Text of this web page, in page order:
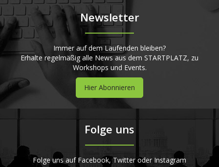
Newsletter
Immer auf dem Laufenden bleiben?
Erhalte regelmäßig alle News aus dem STARTPLATZ, zu
Workshops und Events.
Hier Abonnieren
Folge uns
Folge uns auf Facebook, Twitter oder Instagram